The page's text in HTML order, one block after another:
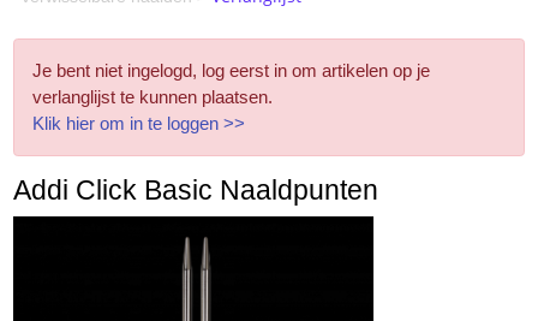
Je bent niet ingelogd, log eerst in om artikelen op je
verlanglijst te kunnen plaatsen.
Klik hier om in te loggen >>
Addi Click Basic Naaldpunten